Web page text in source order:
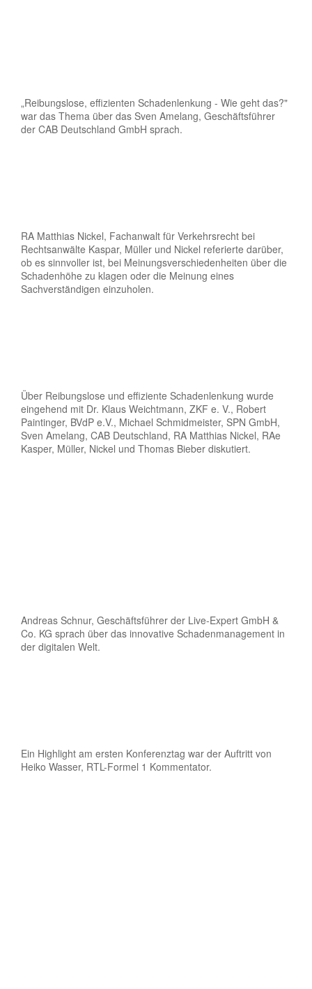
„Reibungslose, effizienten Schadenlenkung - Wie geht das?"
war das Thema über das Sven Amelang, Geschäftsführer
der CAB Deutschland GmbH sprach.
RA Matthias Nickel, Fachanwalt für Verkehrsrecht bei
Rechtsanwälte Kaspar, Müller und Nickel referierte darüber,
ob es sinnvoller ist, bei Meinungsverschiedenheiten über die
Schadenhöhe zu klagen oder die Meinung eines
Sachverständigen einzuholen.
Über Reibungslose und effiziente Schadenlenkung wurde
eingehend mit Dr. Klaus Weichtmann, ZKF e. V., Robert
Paintinger, BVdP e.V., Michael Schmidmeister, SPN GmbH,
Sven Amelang, CAB Deutschland, RA Matthias Nickel, RAe
Kasper, Müller, Nickel und Thomas Bieber diskutiert.
Andreas Schnur, Geschäftsführer der Live-Expert GmbH &
Co. KG sprach über das innovative Schadenmanagement in
der digitalen Welt.
Ein Highlight am ersten Konferenztag war der Auftritt von
Heiko Wasser, RTL-Formel 1 Kommentator.